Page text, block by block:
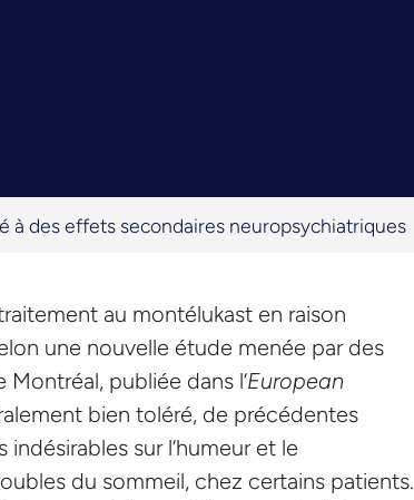
à des effets secondaires neuropsychiatriques
au montélukast en raison
une nouvelle étude menée par des
publiée dans l’European
bien toléré, de précédentes
sur l’humeur et le
du sommeil, chez certains patients.